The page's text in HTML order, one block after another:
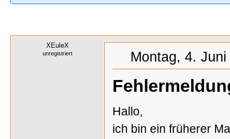
XEuleX
unregistriert Montag, 4.
Hallo,
ich bin ein früherer